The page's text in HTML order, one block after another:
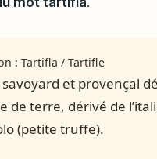
: Tartifla / Tartifle
et provençal
de terre, dérivé de
(petite truffe).